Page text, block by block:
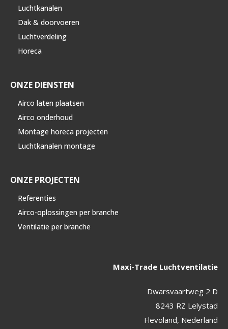
Luchtkanalen
Dak & doorvoeren
Luchtverdeling
Horeca
ONZE DIENSTEN
Airco laten plaatsen
Airco onderhoud
Montage horeca projecten
Luchtkanalen montage
ONZE PROJECTEN
Referenties
Airco-oplossingen per branche
Ventilatie per branche
Maxi-Trade Luchtventilatie
Dwarsvaartweg 2 D
8243 RZ Lelystad
Flevoland, Nederland